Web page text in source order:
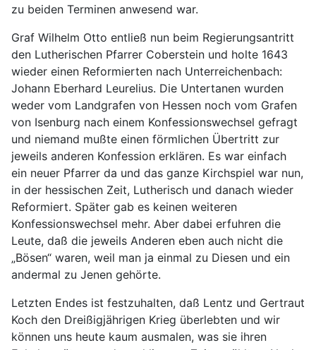
zu beiden Terminen anwesend war.
Graf Wilhelm Otto entließ nun beim Regierungsantritt
den Lutherischen Pfarrer Coberstein und holte 1643
wieder einen Reformierten nach Unterreichenbach:
Johann Eberhard Leurelius. Die Untertanen wurden
weder vom Landgrafen von Hessen noch vom Grafen
von Isenburg nach einem Konfessionswechsel gefragt
und niemand mußte einen förmlichen Übertritt zur
jeweils anderen Konfession erklären. Es war einfach
ein neuer Pfarrer da und das ganze Kirchspiel war nun,
in der hessischen Zeit, Lutherisch und danach wieder
Reformiert. Später gab es keinen weiteren
Konfessionswechsel mehr. Aber dabei erfuhren die
Leute, daß die jeweils Anderen eben auch nicht die
„Bösen“ waren, weil man ja einmal zu Diesen und ein
andermal zu Jenen gehörte.
Letzten Endes ist festzuhalten, daß Lentz und Gertraut
Koch den Dreißigjährigen Krieg überlebten und wir
können uns heute kaum ausmalen, was sie ihren